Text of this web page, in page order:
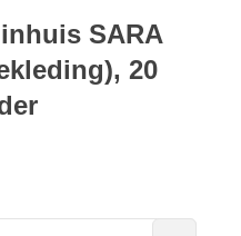
SARA
20